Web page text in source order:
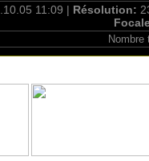
11:09 | Résolution: